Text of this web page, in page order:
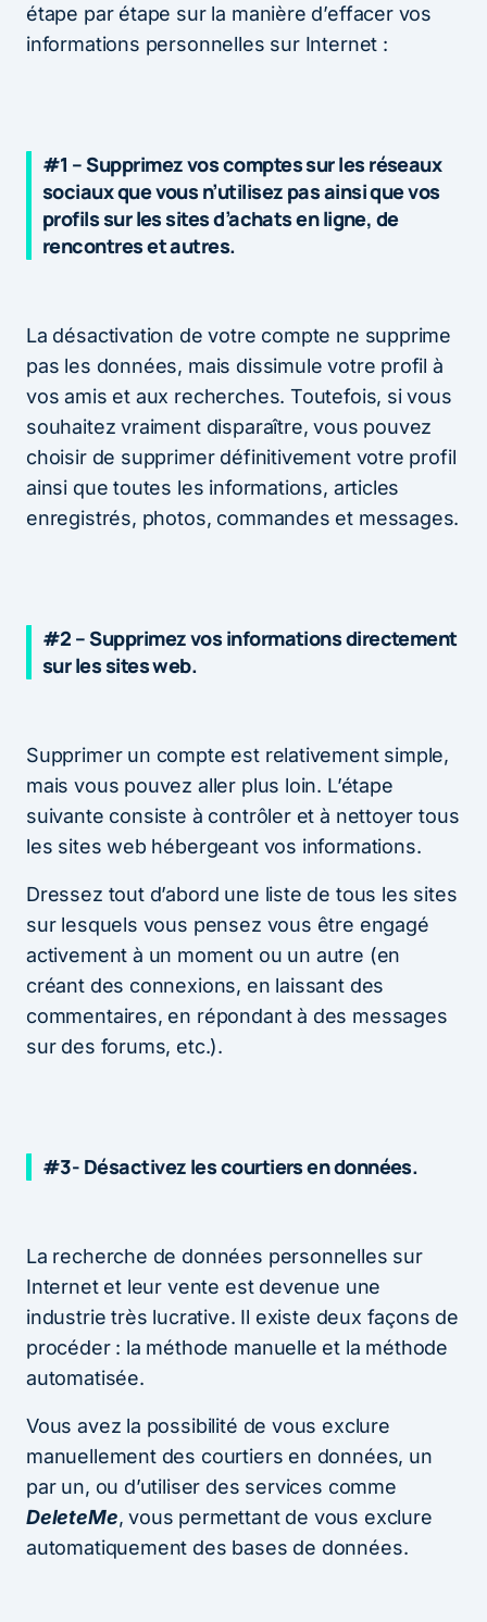
étape par étape sur la manière d’effacer vos
informations personnelles sur Internet :
#1 – Supprimez vos comptes sur les réseaux
sociaux que vous n’utilisez pas ainsi que vos
profils sur les sites d’achats en ligne, de
rencontres et autres.
La désactivation de votre compte ne supprime
pas les données, mais dissimule votre profil à
vos amis et aux recherches. Toutefois, si vous
souhaitez vraiment disparaître, vous pouvez
choisir de supprimer définitivement votre profil
ainsi que toutes les informations, articles
enregistrés, photos, commandes et messages.
#2 – Supprimez vos informations directement
sur les sites web.
Supprimer un compte est relativement simple,
mais vous pouvez aller plus loin. L’étape
suivante consiste à contrôler et à nettoyer tous
les sites web hébergeant vos informations.
Dressez tout d’abord une liste de tous les sites
sur lesquels vous pensez vous être engagé
activement à un moment ou un autre (en
créant des connexions, en laissant des
commentaires, en répondant à des messages
sur des forums, etc.).
#3- Désactivez les courtiers en données.
La recherche de données personnelles sur
Internet et leur vente est devenue une
industrie très lucrative. Il existe deux façons de
procéder : la méthode manuelle et la méthode
automatisée.
Vous avez la possibilité de vous exclure
manuellement des courtiers en données, un
par un, ou d’utiliser des services comme
DeleteMe, vous permettant de vous exclure
automatiquement des bases de données.